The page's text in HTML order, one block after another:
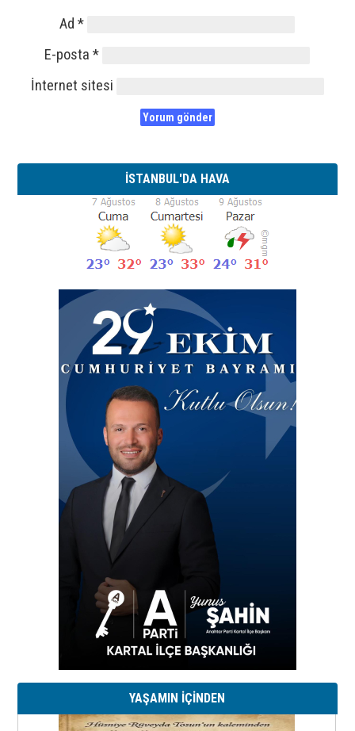
Ad*
E-posta*
İnternet sitesi
İSTANBUL'DA HAVA
YAŞAMIN İÇİNDEN